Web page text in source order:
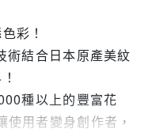
彩！
術結合日本原產美紋
種以上的豐富花
用者變身創作者，